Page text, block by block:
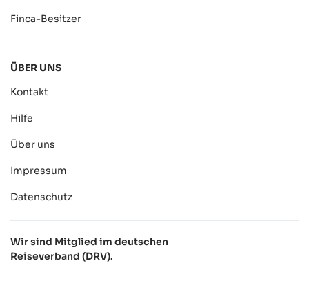
Finca-Besitzer
ÜBER UNS
Kontakt
Hilfe
Über uns
Impressum
Datenschutz
Wir sind Mitglied im deutschen
Reiseverband (DRV).